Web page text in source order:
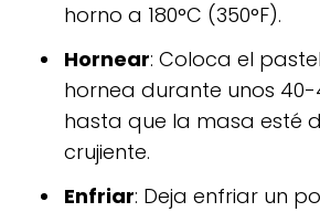
horno a 180°C (350°F).
Hornear: Coloca el
hornea durante unos 40-
hasta que la masa esté
crujiente.
Enfriar: Deja enfriar un